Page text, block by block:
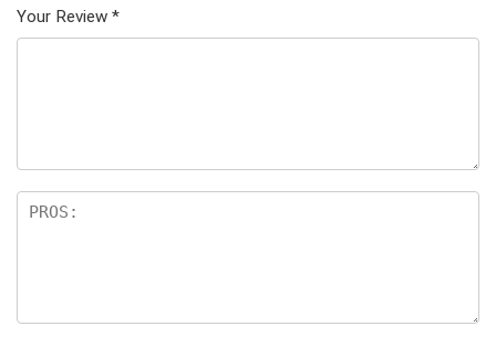
o
rn
5 St
nen
n
Your Review *